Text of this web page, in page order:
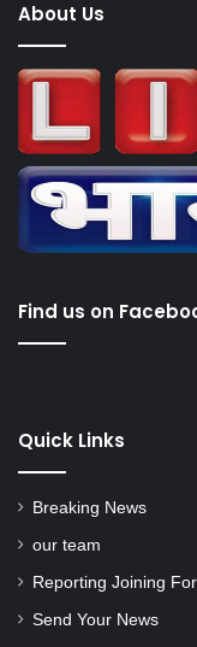
About Us
Find us on
Quick Links
Breaking News
our team
Reporting Joining
Send Your News